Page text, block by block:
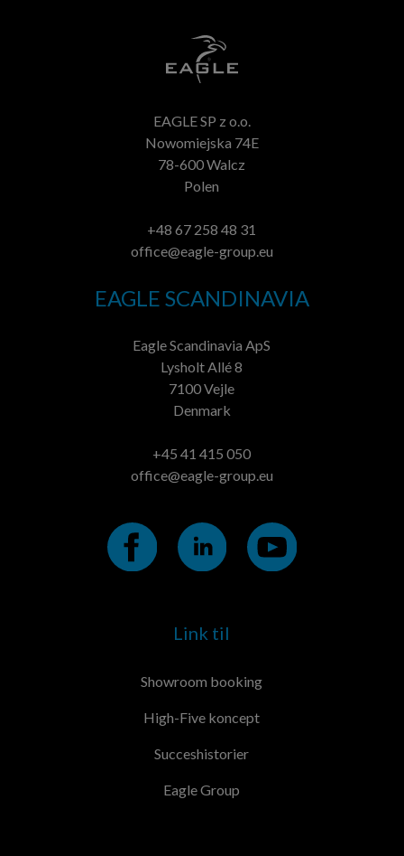
EAGLE SP z o.o.
Nowomiejska 74E
78-600 Walcz
Polen
+48 67 258 48 31
office@eagle-group.eu
EAGLE SCANDINAVIA
Eagle Scandinavia ApS
Lysholt Allé 8
7100 Vejle
Denmark
+45 41 415 050
office@eagle-group.eu
Link til
Showroom booking
High-Five koncept
Succeshistorier
Eagle Group